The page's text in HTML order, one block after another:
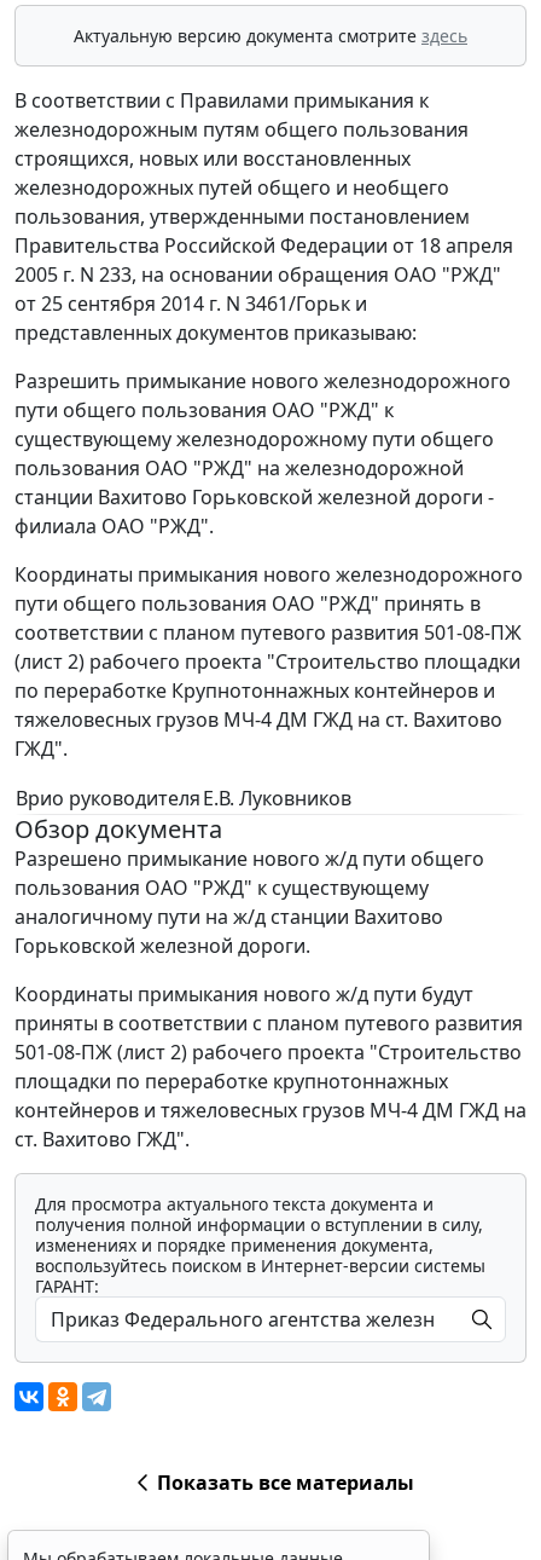
Актуальную версию документа смотрите здесь
В соответствии с Правилами примыкания к
железнодорожным путям общего пользования
строящихся, новых или восстановленных
железнодорожных путей общего и необщего
пользования, утвержденными постановлением
Правительства Российской Федерации от 18 апреля
2005 г. N 233, на основании обращения ОАО "РЖД"
от 25 сентября 2014 г. N 3461/Горьк и
представленных документов приказываю:
Разрешить примыкание нового железнодорожного
пути общего пользования ОАО "РЖД" к
существующему железнодорожному пути общего
пользования ОАО "РЖД" на железнодорожной
станции Вахитово Горьковской железной дороги -
филиала ОАО "РЖД".
Координаты примыкания нового железнодорожного
пути общего пользования ОАО "РЖД" принять в
соответствии с планом путевого развития 501-08-ПЖ
(лист 2) рабочего проекта "Строительство площадки
по переработке Крупнотоннажных контейнеров и
тяжеловесных грузов МЧ-4 ДМ ГЖД на ст. Вахитово
ГЖД".
Врио руководителяЕ.В. Луковников
Обзор документа
Разрешено примыкание нового ж/д пути общего
пользования ОАО "РЖД" к существующему
аналогичному пути на ж/д станции Вахитово
Горьковской железной дороги.
Координаты примыкания нового ж/д пути будут
приняты в соответствии с планом путевого развития
501-08-ПЖ (лист 2) рабочего проекта "Строительство
площадки по переработке крупнотоннажных
контейнеров и тяжеловесных грузов МЧ-4 ДМ ГЖД на
ст. Вахитово ГЖД".
Для просмотра актуального текста документа и
получения полной информации о вступлении в силу,
изменениях и порядке применения документа,
воспользуйтесь поиском в Интернет-версии системы
ГАРАНТ:
Показать все материалы